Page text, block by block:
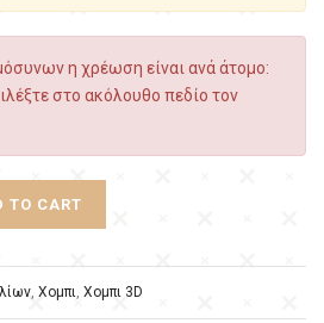
η χρέωση είναι ανά άτομο:
στο ακόλουθο πεδίο τον
TO CART
, Χομπι, Χομπι 3D